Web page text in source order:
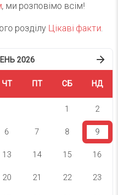
, ми розповімо всім!
розділу Цікаві факти
2026
ЧТ ПТ СБ НД
1 2
6 7 8 9
13 14 15 16
20 21 22 23